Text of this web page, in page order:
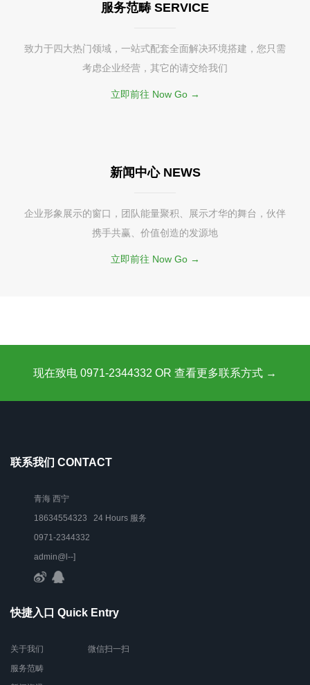
服务范畴 SERVICE
致力于四大热门领域，一站式配套全面解决环境搭建，您只需
考虑企业经营，其它的请交给我们
立即前往 Now Go →
新闻中心 NEWS
企业形象展示的窗口，团队能量聚积、展示才华的舞台，伙伴
携手共赢、价值创造的发源地
立即前往 Now Go →
现在致电 0971-2344332 OR 查看更多联系方式 →
联系我们 CONTACT
青海 西宁
18634554323 24 Hours 服务
0971-2344332
admin@l--]
快捷入口 Quick Entry
关于我们
服务范畴
微信扫一扫